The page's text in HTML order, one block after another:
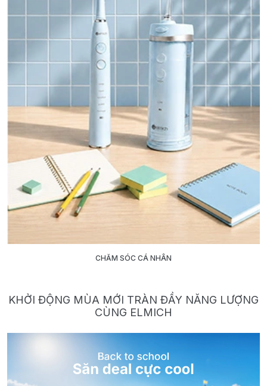
CHĂM SÓC CÁ NHÂN
KHỞI ĐỘNG MÙA MỚI TRÀN ĐẦY NĂNG LƯỢNG
CÙNG ELMICH